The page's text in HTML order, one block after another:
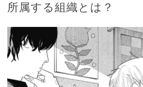
所属する組織とは？